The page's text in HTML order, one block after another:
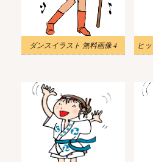
ダンスイラスト 無料画像 4